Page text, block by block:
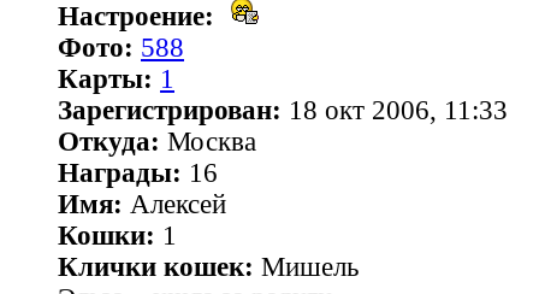
Настроение:
Фото: 588
Карты: 1
Зарегистрирован: 18 окт 2006, 11:33
Откуда: Москва
Награды: 16
Имя: Алексей
Кошки: 1
Клички кошек: Мишель